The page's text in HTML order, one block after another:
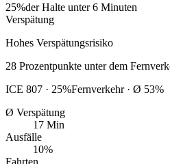
25%der Halte unter 6 Minuten
Verspätung
Hohes Verspätungsrisiko
28 Prozentpunkte unter dem
ICE 807 · 25%Fernverkehr · Ø 53%
Ø Verspätung
17 Min
Ausfälle
10%
Fahrten